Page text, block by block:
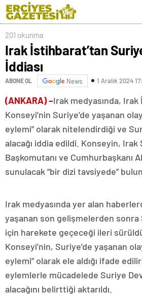
201 okunma
Irak İstihbarat’tan
İddiası
ABONE OL News 1 Aralık 2024
(ANKARA) –Irak medyasında,
Konseyi’nin Suriye’de yaşanan
eylemi” olarak nitelendirdiği ve
alacağı iddia edildi. Konseyin, Irak
Başkomutanı ve Cumhurbaşkanı
sunulacak “bir dizi tavsiyede”
Irak medyasında yer alan
yaşanan son gelişmelerden sonra
için harekete geçeceği ileri
Konseyi’nin, Suriye’de yaşanan
eylemi” olarak ele aldığı ifade
eylemlerle mücadelede Suriye
alacağını belirttiği aktarıldı.